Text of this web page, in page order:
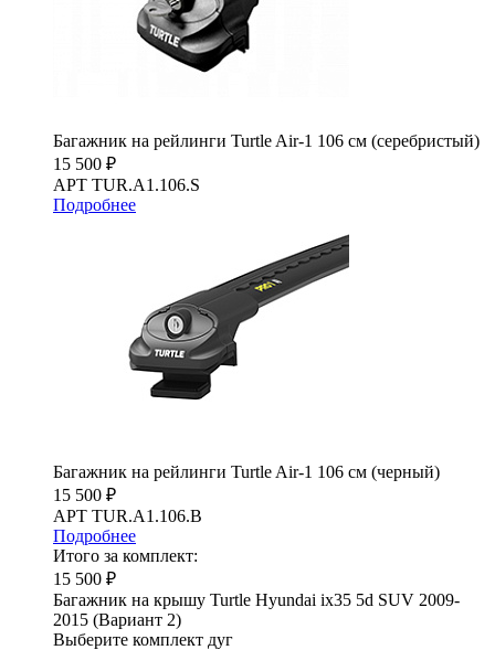
Багажник на рейлинги Turtle Air-1 106 см (серебристый)
15 500 ₽
АРТ TUR.A1.106.S
Подробнее
Багажник на рейлинги Turtle Air-1 106 см (черный)
15 500 ₽
АРТ TUR.A1.106.B
Подробнее
Итого за комплект:
15 500 ₽
Багажник на крышу Turtle Hyundai ix35 5d SUV 2009-
2015 (Вариант 2)
Выберите комплект дуг